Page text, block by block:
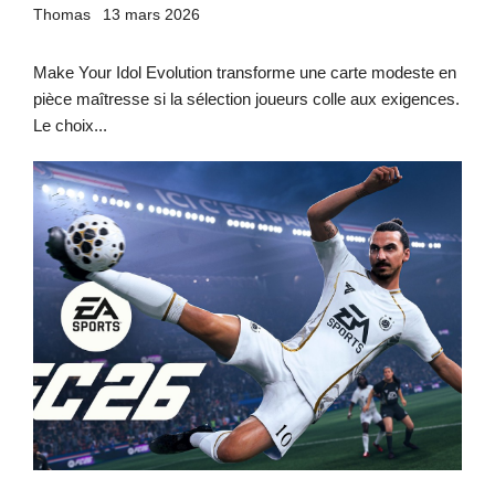
Thomas 13 mars 2026
Make Your Idol Evolution transforme une carte modeste en
pièce maîtresse si la sélection joueurs colle aux exigences.
Le choix...